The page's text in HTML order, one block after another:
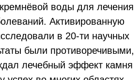
воды для лечения
Активированную
в 20-ти научных
были противоречивыми,
лечебный эффект камня